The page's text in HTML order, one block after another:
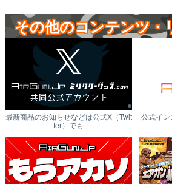
その他のコンテンツ・
最新商品のお知らせなどは公式X（Twit
ter）でも
公式イン